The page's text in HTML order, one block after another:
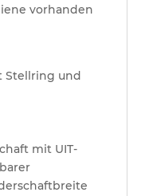
vorhanden
Stellring und
mit UIT-